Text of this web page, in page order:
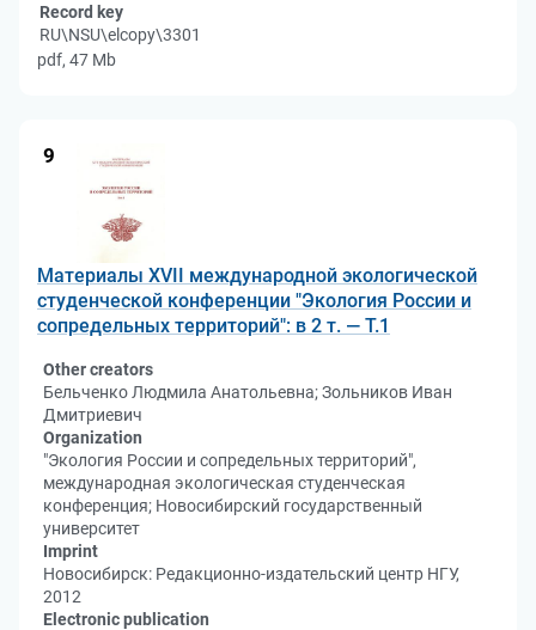
Record key
RU\NSU\elcopy\3301
pdf, 47 Mb
9
Материалы XVII международной экологической
студенческой конференции "Экология России и
сопредельных территорий": в 2 т. — Т.1
Other creators
Бельченко Людмила Анатольевна; Зольников Иван
Дмитриевич
Organization
"Экология России и сопредельных территорий",
международная экологическая студенческая
конференция; Новосибирский государственный
университет
Imprint
Новосибирск: Редакционно-издательский центр НГУ,
2012
Electronic publication